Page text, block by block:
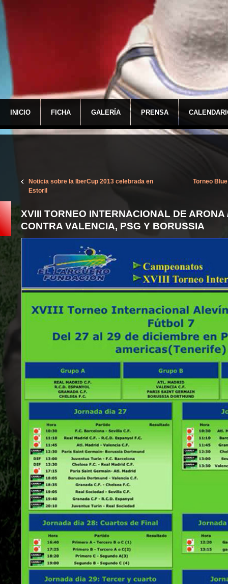
INICIO FICHA GALERÍA PRENSA
Noticia sobre la IberCup 2013 celebrada en
Estoril
Torneo
XVIII TORNEO INTERNACIONAL DE ARONA
CONTRA VALENCIA, PSG Y BORUSSIA